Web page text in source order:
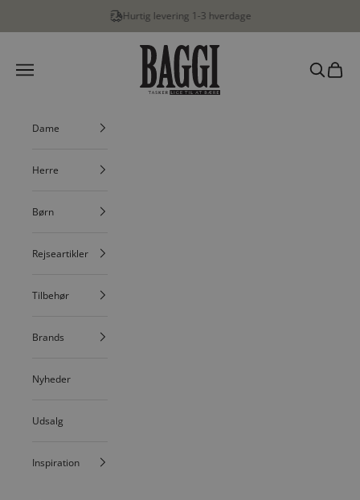
Hurtig levering 1-3 hverdage
BAGGI
Menu
Søg
Dame
Herre
Børn
Rejseartikler
Tilbehør
Brands
Nyheder
Udsalg
Inspiration